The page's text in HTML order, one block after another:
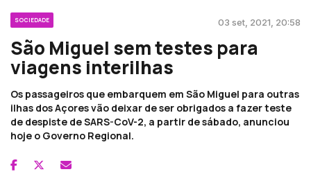
SOCIEDADE 03 set, 2021, 20:58
São Miguel sem testes para
viagens interilhas
Os passageiros que embarquem em São Miguel para outras
ilhas dos Açores vão deixar de ser obrigados a fazer teste
de despiste de SARS-CoV-2, a partir de sábado, anunciou
hoje o Governo Regional.